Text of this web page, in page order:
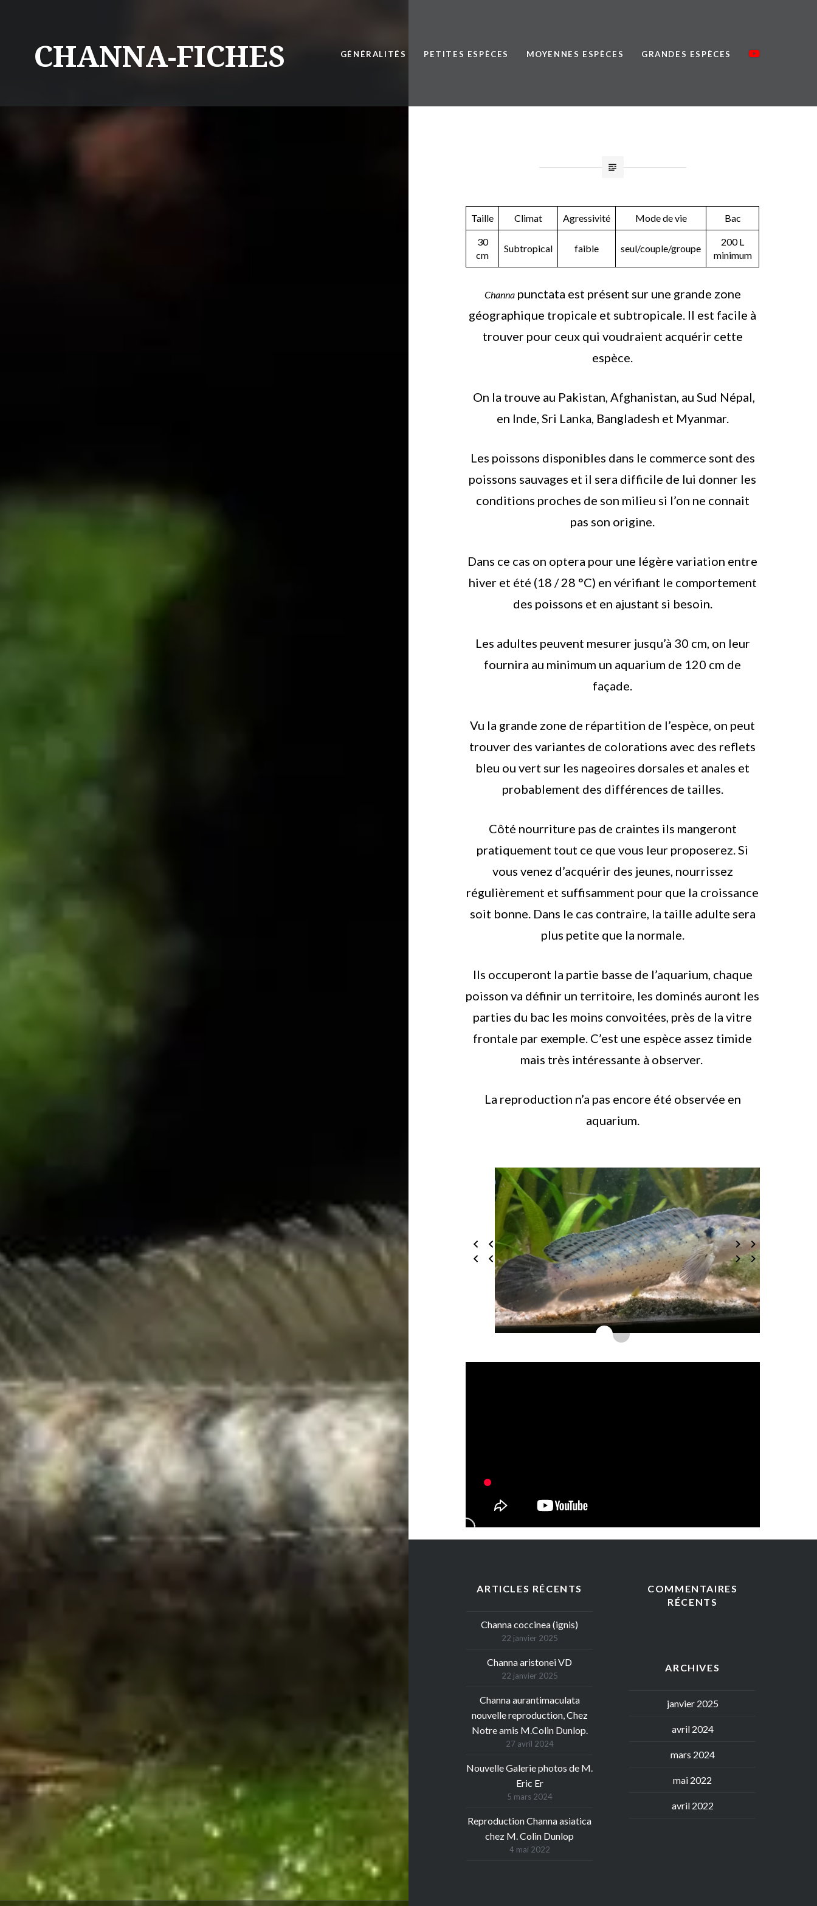
CHANNA-FICHES GÉNÉRALITÉS PETITES ESPÈCES MOYENNES ESPÈCES GRANDES ESPÈCES
Taille Climat Agressivité Mode de vie Bac
30
cm
Subtropical faible seul/couple/groupe
200 L
minimum
Channapunctata est présent sur une grande zone
géographique tropicale et subtropicale. Il est facile à
trouver pour ceux qui voudraient acquérir cette
espèce.
On la trouve au Pakistan, Afghanistan, au Sud Népal,
en Inde, Sri Lanka, Bangladesh et Myanmar.
Les poissons disponibles dans le commerce sont des
poissons sauvages et il sera difficile de lui donner les
conditions proches de son milieu si l’on ne connait
pas son origine.
Dans ce cas on optera pour une légère variation entre
hiver et été (18 / 28 °C) en vérifiant le comportement
des poissons et en ajustant si besoin.
Les adultes peuvent mesurer jusqu’à 30 cm, on leur
fournira au minimum un aquarium de 120 cm de
façade.
Vu la grande zone de répartition de l’espèce, on peut
trouver des variantes de colorations avec des reflets
bleu ou vert sur les nageoires dorsales et anales et
probablement des différences de tailles.
Côté nourriture pas de craintes ils mangeront
pratiquement tout ce que vous leur proposerez. Si
vous venez d’acquérir des jeunes, nourrissez
régulièrement et suffisamment pour que la croissance
soit bonne. Dans le cas contraire, la taille adulte sera
plus petite que la normale.
Ils occuperont la partie basse de l’aquarium, chaque
poisson va définir un territoire, les dominés auront les
parties du bac les moins convoitées, près de la vitre
frontale par exemple. C’est une espèce assez timide
mais très intéressante à observer.
La reproduction n’a pas encore été observée en
aquarium.
ARTICLES RÉCENTS
Channa coccinea (ignis)
22 janvier 2025
Channa aristonei VD
22 janvier 2025
Channa aurantimaculata
nouvelle reproduction, Chez
Notre amis M.Colin Dunlop.
27 avril 2024
Nouvelle Galerie photos de M.
Eric Er
5 mars 2024
Reproduction Channa asiatica
chez M. Colin Dunlop
4 mai 2022
COMMENTAIRES
RÉCENTS
ARCHIVES
janvier 2025
avril 2024
mars 2024
mai 2022
avril 2022